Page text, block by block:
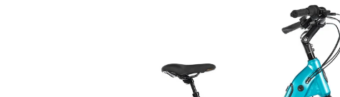
Enfants
Dessiner